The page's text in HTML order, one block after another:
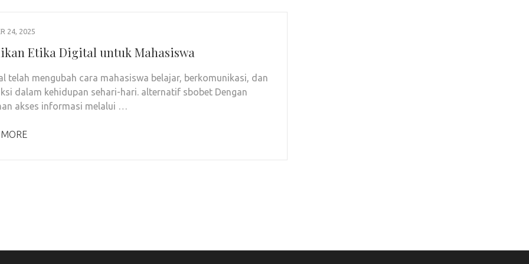
24, 2025
Etika Digital untuk Mahasiswa
telah mengubah cara mahasiswa belajar, berkomunikasi, dan
dalam kehidupan sehari-hari. alternatif sbobet Dengan
akses informasi melalui …